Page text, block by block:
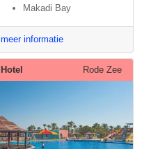
Makadi Bay
meer informatie
Hotel Rode Zee